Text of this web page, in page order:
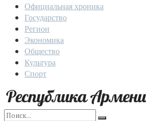
Официальная хроника
Государство
Регион
Экономика
Общество
Культура
Спорт